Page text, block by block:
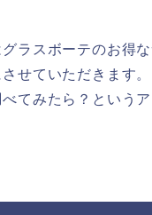
ラスボーテのお得
せていただきます
てみたら？という